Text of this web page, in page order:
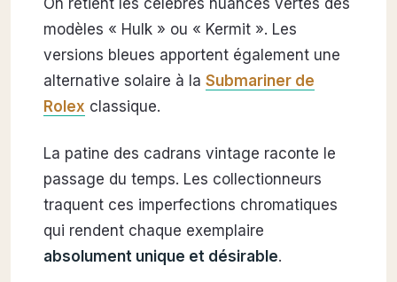
On retient les célèbres nuances vertes des
modèles « Hulk » ou « Kermit ». Les
versions bleues apportent également une
alternative solaire à la Submariner de
Rolex classique.
La patine des cadrans vintage raconte le
passage du temps. Les collectionneurs
traquent ces imperfections chromatiques
qui rendent chaque exemplaire
absolument unique et désirable.